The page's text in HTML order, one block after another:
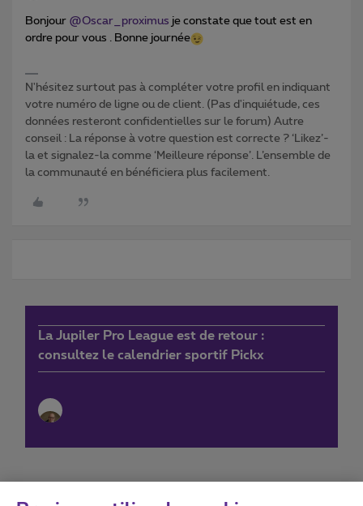
Bonjour @Oscar_proximus je constate que tout est en
ordre pour vous . Bonne journée
N'hésitez surtout pas à compléter votre profil en indiquant
votre numéro de ligne ou de client. (Pas d'inquiétude, ces
données resteront confidentielles sur le forum) Autre
conseil : La réponse à votre question est correcte ? ‘Likez’-
la et signalez-la comme ‘Meilleure réponse’. L’ensemble de
la communauté en bénéficiera plus facilement.
La Jupiler Pro League est de retour :
consultez le calendrier sportif Pickx